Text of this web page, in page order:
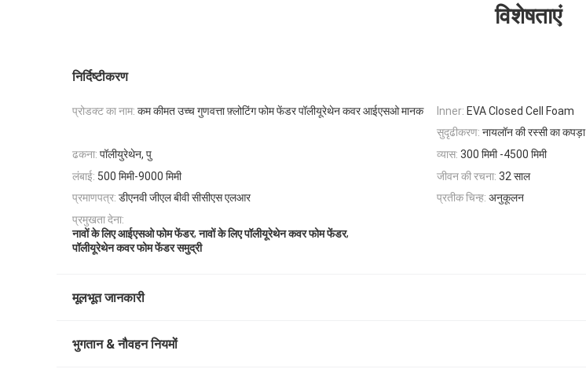
विशेषताएं
निर्दिष्टीकरण
प्रोडक्ट का नाम: कम कीमत उच्च गुणवत्ता फ़्लोटिंग फोम फेंडर पॉलीयूरेथेन कवर आईएसओ मानक Inner: EVA Closed Cell Foam
सुदृढीकरण: नायलॉन की रस्सी का कपड़ा
ढकना: पॉलीयुरेथेन, पु व्यास: 300 मिमी -4500 मिमी
लंबाई: 500 मिमी-9000 मिमी जीवन की रचना: 32 साल
प्रमाणपत्र: डीएनवी जीएल बीवी सीसीएस एलआर प्रतीक चिन्ह: अनुकूलन
प्रमुखता देना:
नावों के लिए आईएसओ फोम फेंडर,नावों के लिए पॉलीयूरेथेन कवर फोम फेंडर,
पॉलीयूरेथेन कवर फोम फेंडर समुद्री
मूलभूत जानकारी
भुगतान & नौवहन नियमों